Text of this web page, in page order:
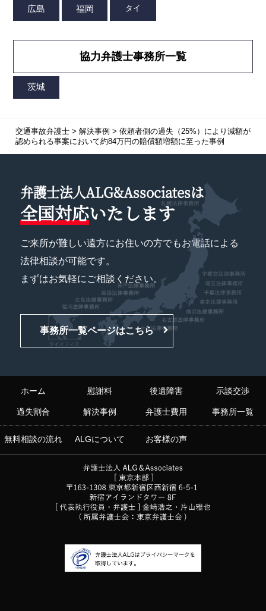
協力弁護士事務所一覧
交通事故弁護士> 解決事例 > 依頼者側の過失（25%）により減額が
認められる事案において約84万円の賠償額増額に至った事例
弁護士法人ALG&Associatesは
全国対応いたします
ご来所が難しい遠方にお住いの方でもお電話による
法律相談が可能です。
まずはお気軽にご相談ください。
事務所一覧ページはこちら
ホーム 慰謝料 後遺障害 示談交渉
過失割合 解決事例 弁護士費用 事務所一覧
無料相談の流れ ALGについて お客様の声